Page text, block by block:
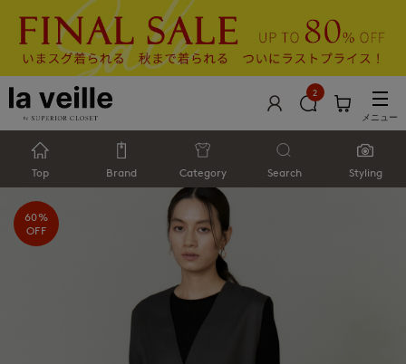
2
メニュー
Top Brand Category Search Styling
60%
OFF